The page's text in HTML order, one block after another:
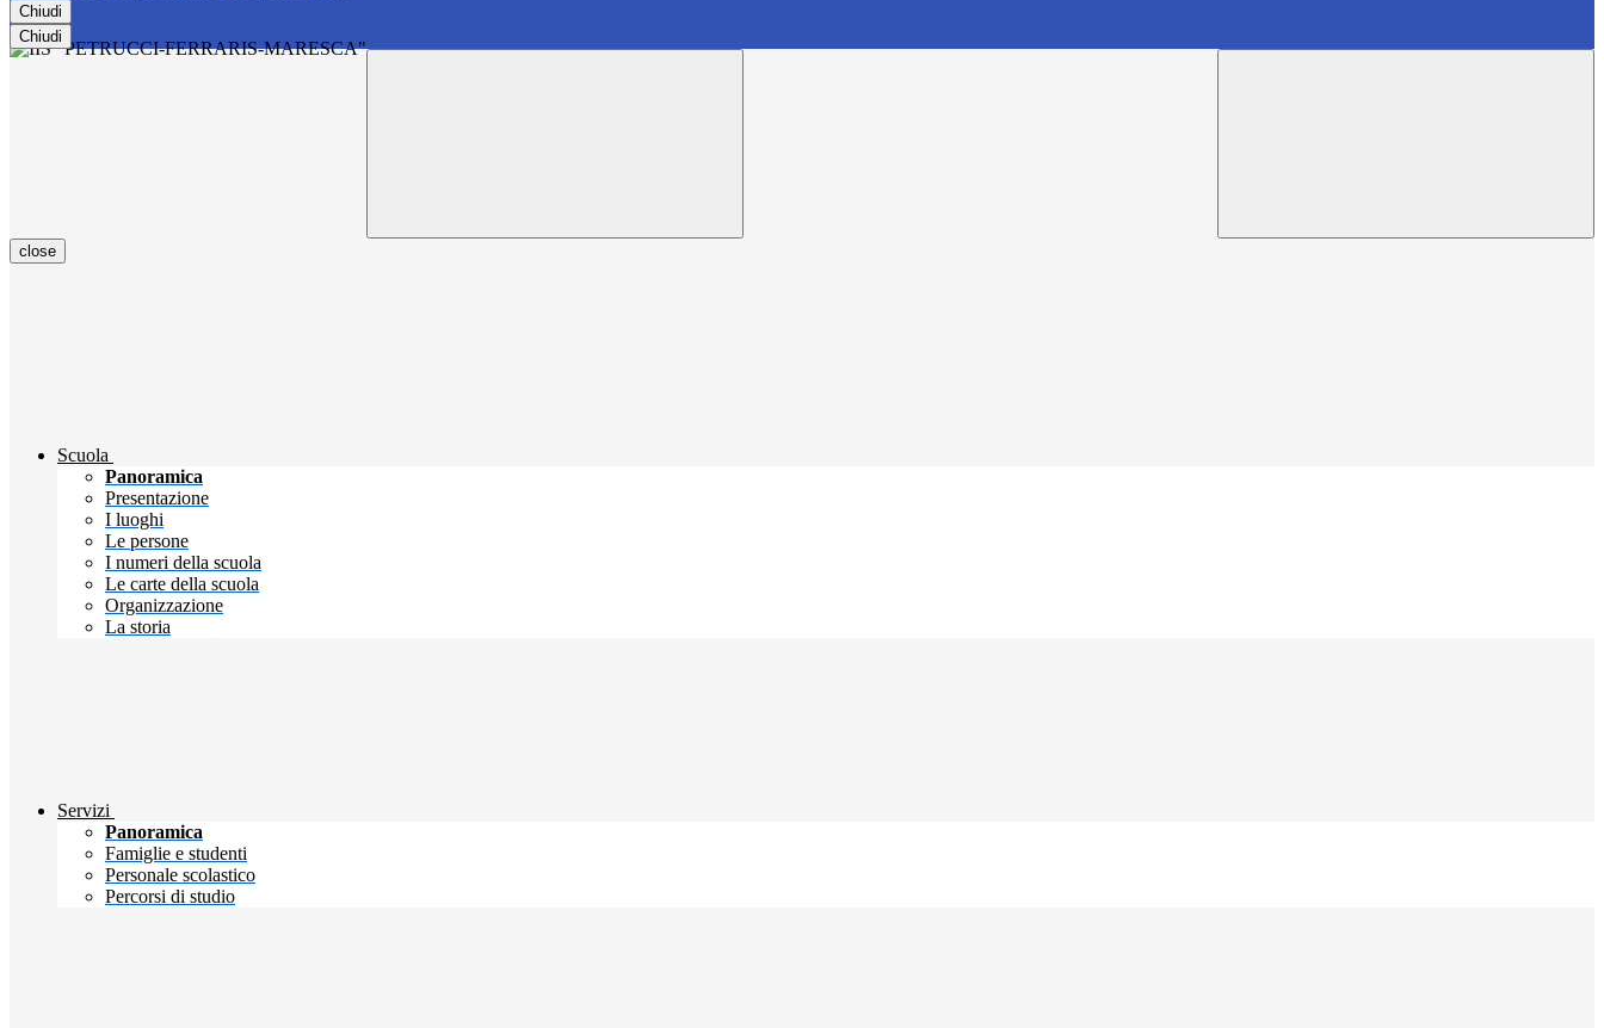
Chiudi
Chiudi
close
Scuola
Panoramica
Presentazione
I luoghi
Le persone
I numeri della scuola
Le carte della scuola
Organizzazione
La storia
Servizi
Panoramica
Famiglie e studenti
Personale scolastico
Percorsi di studio